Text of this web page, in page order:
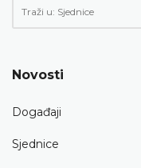
Novosti
Događaji
Sjednice